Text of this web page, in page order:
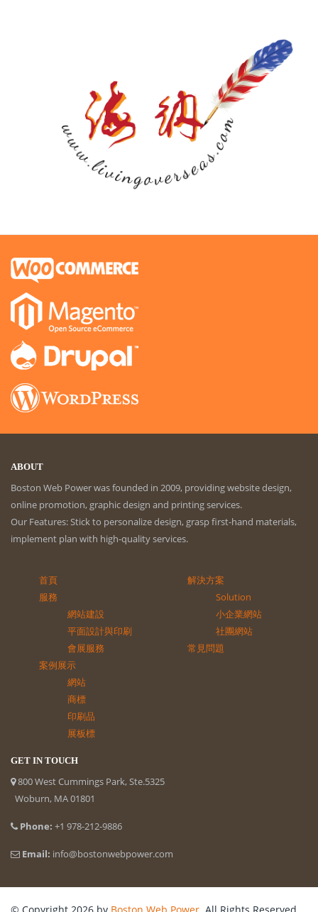
ABOUT
Boston Web Power was founded in 2009, providing website design,
online promotion, graphic design and printing services.
Our Features: Stick to personalize design, grasp first-hand materials,
implement plan with high-quality services.
首頁
服務
網站建設
平面設計與印刷
會展服務
案例展示
網站
商標
印刷品
展板標
解決方案
Solution
小企業網站
社團網站
常見問題
GET IN TOUCH
800 West Cummings Park, Ste.5325
Woburn, MA 01801
Phone: +1 978-212-9886
Email: info@bostonwebpower.com